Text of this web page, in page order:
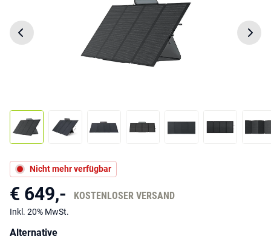
Nicht mehr verfügbar
€ 649,- KOSTENLOSER VERSAND
Inkl. 20% MwSt.
Alternative